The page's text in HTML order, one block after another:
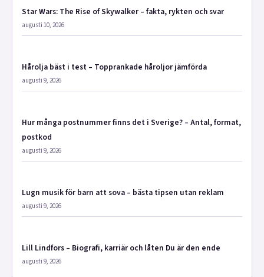
Star Wars: The Rise of Skywalker – fakta, rykten och svar
augusti 10, 2026
Hårolja bäst i test – Topprankade håroljor jämförda
augusti 9, 2026
Hur många postnummer finns det i Sverige? – Antal, format,
postkod
augusti 9, 2026
Lugn musik för barn att sova – bästa tipsen utan reklam
augusti 9, 2026
Lill Lindfors – Biografi, karriär och låten Du är den ende
augusti 9, 2026